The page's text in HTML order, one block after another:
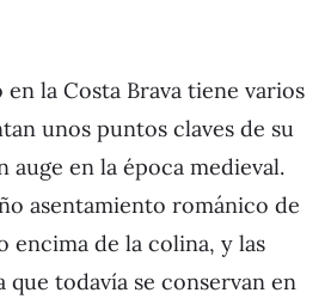
la Costa Brava tiene varios
unos puntos claves de su
auge en la época medieval.
asentamiento románico de
encima de la colina, y las
todavía se conservan en